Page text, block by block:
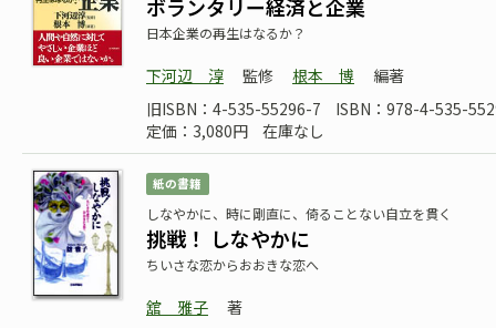
ボランタリー経済と企業
日本企業の再生はなるか？
下河辺 淳 監修 根本 博
編著
旧ISBN：4-535-55296-7
ISBN：978-4-535-
定価：3,080円
在庫なし
紙の書籍
しなやかに、時に剛直に、倚ることない自立を貫く
挑戦！ しなやかに
ちいさな恋からおおきな恋へ
舘 雅子
著